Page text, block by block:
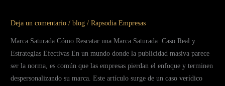
Deja un comentario /blog /Rapsodia Empresas
Marca Saturada Cómo Rescatar una Marca Saturada: Caso Real y
Estrategias Efectivas En un mundo donde la publicidad masiva parece
ser la norma, es común que las empresas pierdan el enfoque y terminen
despersonalizando su marca. Este artículo surge de un caso verídico